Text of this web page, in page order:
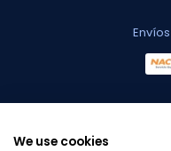
We use cookies